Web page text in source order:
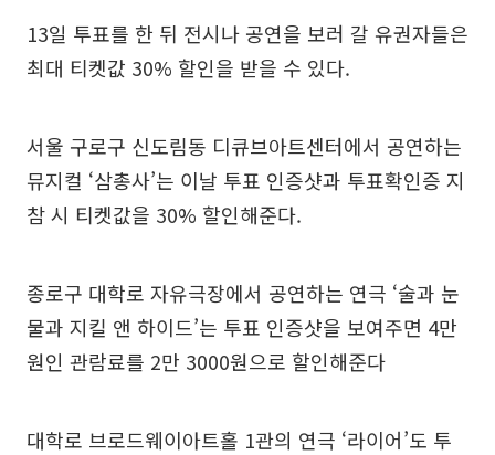
13일 투표를 한 뒤 전시나 공연을 보러 갈 유권자들은
최대 티켓값 30% 할인을 받을 수 있다.
서울 구로구 신도림동 디큐브아트센터에서 공연하는
뮤지컬 ‘삼총사’는 이날 투표 인증샷과 투표확인증 지
참 시 티켓값을 30% 할인해준다.
종로구 대학로 자유극장에서 공연하는 연극 ‘술과 눈
물과 지킬 앤 하이드’는 투표 인증샷을 보여주면 4만
원인 관람료를 2만 3000원으로 할인해준다
대학로 브로드웨이아트홀 1관의 연극 ‘라이어’도 투